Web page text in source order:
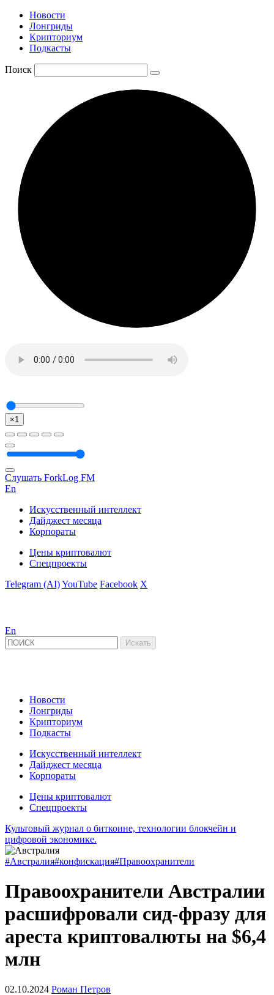
Новости
Лонгриды
Крипториум
Подкасты
Поиск
×1
Слушать ForkLog FM
En
Искусственный интеллект
Дайджест месяца
Корпораты
Цены криптовалют
Спецпроекты
Telegram (AI)YouTube Facebook X
En
Новости
Лонгриды
Крипториум
Подкасты
Искусственный интеллект
Дайджест месяца
Корпораты
Цены криптовалют
Спецпроекты
Культовый журнал о биткоине, технологии блокчейн и
цифровой экономике.
#Австралия#конфискация#Правоохранители
Правоохранители Австралии
расшифровали сид-фразу для
ареста криптовалюты на $6,4
млн
02.10.2024 Роман Петров